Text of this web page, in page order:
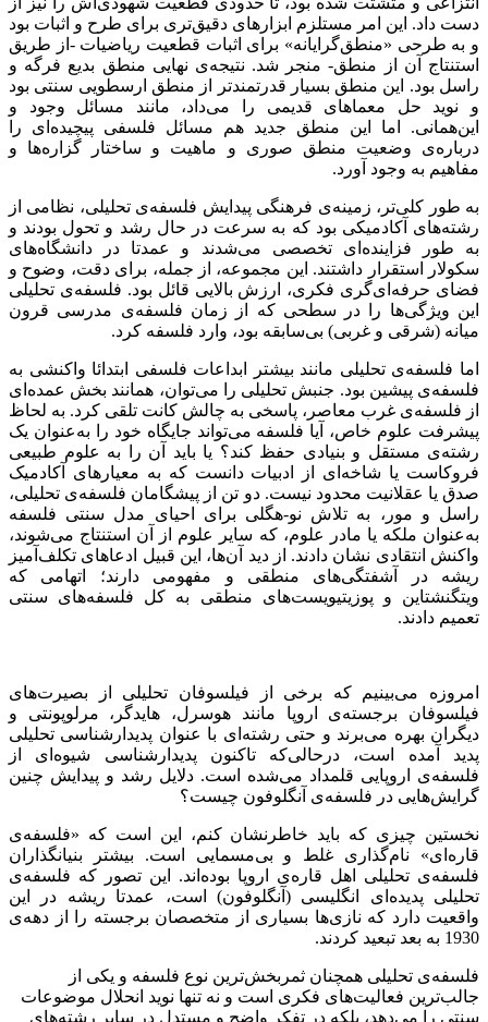
دست داد. این امر مستلزم ابزارهای دقیق‌تری برای طرح و اثبات بود
و به طرحی «منطق‌گرایانه» برای اثبات قطعیت ریاضیات -از طریق
استنتاج آن از منطق- منجر شد. نتیجه‌ی نهایی منطق بدیع فرگه و
راسل بود. این منطق بسیار قدرتمندتر از منطق ارسطویی سنتی بود
و نوید حل معماهای قدیمی را می‌داد، مانند مسائل وجود و
این‌همانی. اما این منطق جدید هم مسائل فلسفی پیچیده‌ای را
درباره‌ی وضعیت منطق صوری و ماهیت و ساختار گزاره‌ها و
مفاهیم به وجود آورد.
به طور کلی‌تر، زمینه‌ی فرهنگی پیدایش فلسفه‌ی تحلیلی، نظامی از
رشته‌های آکادمیکی بود که به ‌سرعت در حال رشد و تحول بودند و
به طور فزاینده‌ای تخصصی می‌شدند و عمدتا در دانشگاه‌های
سکولار استقرار داشتند. این مجموعه، از جمله، برای دقت، وضوح و
فضای حرفه‌ای‌گری فکری، ارزش بالایی قائل بود. فلسفه‌ی تحلیلی
این ویژگی‌ها را در سطحی که از زمان فلسفه‌ی مدرسی قرون
میانه (شرقی و غربی) بی‌سابقه بود، وارد فلسفه کرد.
اما فلسفه‌ی تحلیلی مانند بیشتر ابداعات فلسفی ابتدائا واکنشی به
فلسفه‌ی پیشین بود. جنبش تحلیلی را می‌توان، همانند بخش عمده‌ای
از فلسفه‌ی غرب معاصر، پاسخی به چالش کانت تلقی کرد. به لحاظ
پیشرفت علوم خاص، آیا فلسفه می‌تواند جایگاه خود را به‌عنوان یک
رشته‌ی مستقل و بنیادی حفظ کند؟ یا باید آن را به علوم طبیعی
فروکاست یا شاخه‌ای از ادبیات دانست که به معیارهای آکادمیک
صدق یا عقلانیت محدود نیست. دو تن از پیشگامان فلسفه‌ی تحلیلی،
راسل و مور، به تلاش نو-‌هگلی برای احیای مدل سنتی فلسفه
به‌عنوان ملکه یا مادر علوم، که سایر علوم از آن استنتاج می‌شوند،
واکنش انتقادی نشان دادند. از دید آن‌ها، این قبیل ادعاهای تکلف‌آمیز
ریشه در آشفتگی‌های منطقی و مفهومی دارند؛ اتهامی که
ویتگنشتاین و پوزیتیویست‌های منطقی به کل فلسفه‌های سنتی
تعمیم دادند.
امروزه می‌بینیم که برخی از فیلسوفان تحلیلی از بصیرت‌های
فیلسوفان برجسته‌ی اروپا مانند هوسرل، هایدگر، مرلوپونتی و
دیگران بهره می‌برند و حتی رشته‌ای با عنوان پدیدارشناسی تحلیلی
پدید آمده است، درحالی‌که تاکنون پدیدارشناسی شیوه‌ای از
فلسفه‌ی اروپایی قلمداد می‌شده است. دلایل رشد و پیدایش چنین
گرایش‌هایی در فلسفه‌ی آنگلوفون چیست؟
نخستین چیزی که باید خاطرنشان کنم، این است که «فلسفه‌ی
قاره‌ای» نام‌گذاری غلط و بی‌مسمایی است. بیشتر بنیانگذاران
فلسفه‌ی تحلیلی اهل قاره‌ی اروپا بوده‌اند. این تصور که فلسفه‌ی
تحلیلی پدیده‌ای انگلیسی (آنگلوفون) است، عمدتا ریشه در این
واقعیت دارد که نازی‌ها بسیاری از متخصصان برجسته را از دهه‌ی
1930 به بعد تبعید کردند.
فلسفه‌ی تحلیلی همچنان ثمربخش‌ترین نوع فلسفه و یکی از
جالب‌ترین فعالیت‌های فکری است و نه تنها نوید انحلال موضوعات
سنتی را می‌دهد، بلکه در تفکر واضح و مستدل در سایر رشته‌های